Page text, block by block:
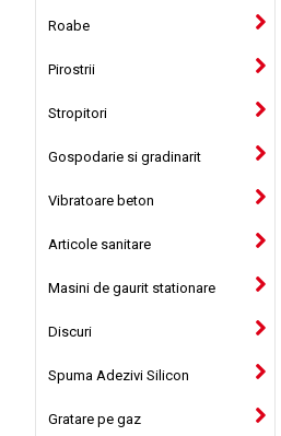
Roabe
Pirostrii
Stropitori
Gospodarie si gradinarit
Vibratoare beton
Articole sanitare
Masini de gaurit stationare
Discuri
Spuma Adezivi Silicon
Gratare pe gaz